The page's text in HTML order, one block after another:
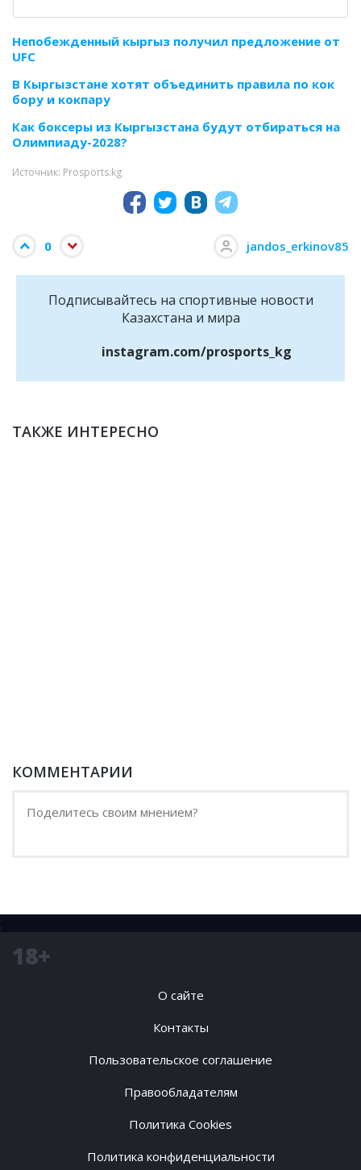
Непобежденный кыргыз получил предложение от
UFC
В Кыргызстане хотят объединить правила по кок
бору и кокпару
Как боксеры из Кыргызстана будут отбираться на
Олимпиаду-2028?
Источник: Prosports.kg
0 jandos_erkinov85
Подписывайтесь на cпортивные новости
Казахстана и мира
instagram.com/prosports_kg
ТАКЖЕ ИНТЕРЕСНО
КОММЕНТАРИИ
;
18+
О сайте
Контакты
Пользовательское соглашение
Правообладателям
Политика Cookies
Политика конфиденциальности